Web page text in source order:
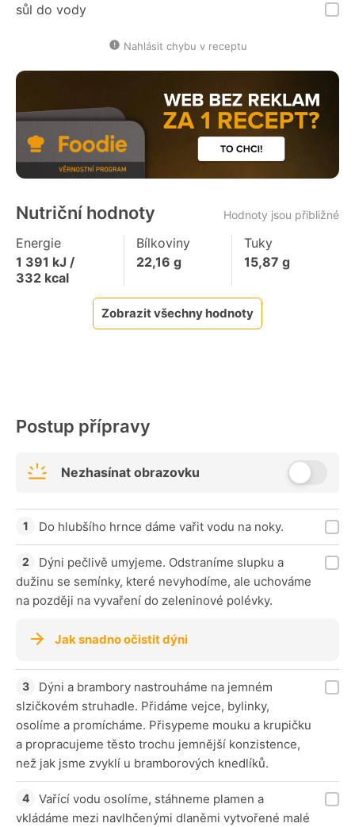
sůl do vody
Nahlásit chybu v receptu
Nutriční hodnoty Hodnoty jsou přibližné
Energie
1 391 kJ /
332 kcal
Bílkoviny
22,16 g
Tuky
15,87 g
Zobrazit všechny hodnoty
Postup přípravy
Nezhasínat obrazovku
Do hlubšího hrnce dáme vařit vodu na noky.
Dýni pečlivě umyjeme. Odstraníme slupku a
dužinu se semínky, které nevyhodíme, ale uchováme
na později na vyvaření do zeleninové polévky.
Jak snadno očistit dýni
Dýni a brambory nastrouháme na jemném
slzičkovém struhadle. Přidáme vejce, bylinky,
osolíme a promícháme. Přisypeme mouku a krupičku
a propracujeme těsto trochu jemnější konzistence,
než jak jsme zvyklí u bramborových knedlíků.
Vařící vodu osolíme, stáhneme plamen a
vkládáme mezi navlhčenými dlaněmi vytvořené malé